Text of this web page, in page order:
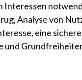
Analyse von
eine
und